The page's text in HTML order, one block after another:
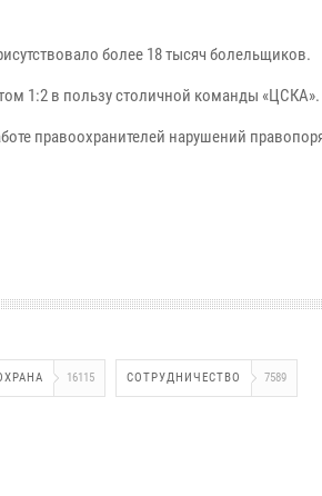
более 18 тысяч болельщиков.
1:2 в пользу столичной команды «ЦСКА».
правоохранителей нарушений
16115 СОТРУДНИЧЕСТВО 7589